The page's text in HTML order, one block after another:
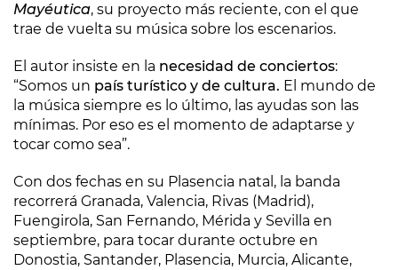
Mayéutica, su proyecto más reciente, con el que
trae de vuelta su música sobre los escenarios.
El autor insiste en la necesidad de conciertos:
“Somos un país turístico y de cultura. El mundo de
la música siempre es lo último, las ayudas son las
mínimas. Por eso es el momento de adaptarse y
tocar como sea”.
Con dos fechas en su Plasencia natal, la banda
recorrerá Granada, Valencia, Rivas (Madrid),
Fuengirola, San Fernando, Mérida y Sevilla en
septiembre, para tocar durante octubre en
Donostia, Santander, Plasencia, Murcia, Alicante,